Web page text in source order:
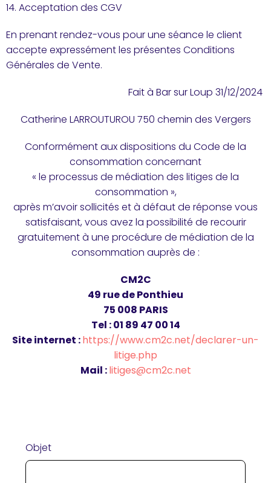
14. Acceptation des CGV
En prenant rendez-vous pour une séance le client
accepte expressément les présentes Conditions
Générales de Vente.
Fait à Bar sur Loup 31/12/2024
Catherine LARROUTUROU 750 chemin des Vergers
Conformément aux dispositions du Code de la
consommation concernant
« le processus de médiation des litiges de la
consommation »,
après m’avoir sollicités et à défaut de réponse vous
satisfaisant, vous avez la possibilité de recourir
gratuitement à une procédure de médiation de la
consommation auprès de :
CM2C
49 rue de Ponthieu
75 008 PARIS
Tel : 01 89 47 00 14
Site internet :https://www.cm2c.net/declarer-un-
litige.php
Mail :litiges@cm2c.net
Objet